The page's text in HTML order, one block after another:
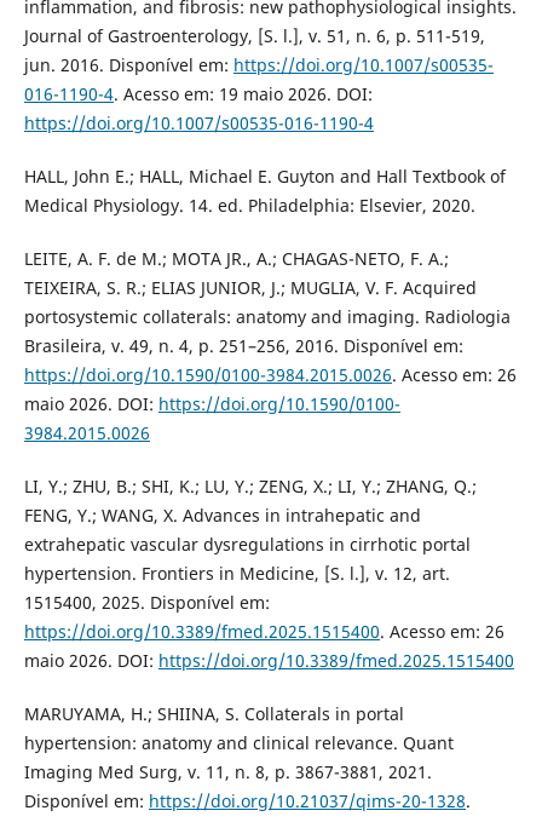
inflammation, and fibrosis: new pathophysiological insights.
Journal of Gastroenterology, [S. l.], v. 51, n. 6, p. 511-519,
jun. 2016. Disponível em: https://doi.org/10.1007/s00535-
016-1190-4. Acesso em: 19 maio 2026. DOI:
https://doi.org/10.1007/s00535-016-1190-4
HALL, John E.; HALL, Michael E. Guyton and Hall Textbook of
Medical Physiology. 14. ed. Philadelphia: Elsevier, 2020.
LEITE, A. F. de M.; MOTA JR., A.; CHAGAS-NETO, F. A.;
TEIXEIRA, S. R.; ELIAS JUNIOR, J.; MUGLIA, V. F. Acquired
portosystemic collaterals: anatomy and imaging. Radiologia
Brasileira, v. 49, n. 4, p. 251–256, 2016. Disponível em:
https://doi.org/10.1590/0100-3984.2015.0026. Acesso em: 26
maio 2026. DOI: https://doi.org/10.1590/0100-
3984.2015.0026
LI, Y.; ZHU, B.; SHI, K.; LU, Y.; ZENG, X.; LI, Y.; ZHANG, Q.;
FENG, Y.; WANG, X. Advances in intrahepatic and
extrahepatic vascular dysregulations in cirrhotic portal
hypertension. Frontiers in Medicine, [S. l.], v. 12, art.
1515400, 2025. Disponível em:
https://doi.org/10.3389/fmed.2025.1515400. Acesso em: 26
maio 2026. DOI: https://doi.org/10.3389/fmed.2025.1515400
MARUYAMA, H.; SHIINA, S. Collaterals in portal
hypertension: anatomy and clinical relevance. Quant
Imaging Med Surg, v. 11, n. 8, p. 3867-3881, 2021.
Disponível em: https://doi.org/10.21037/qims-20-1328.